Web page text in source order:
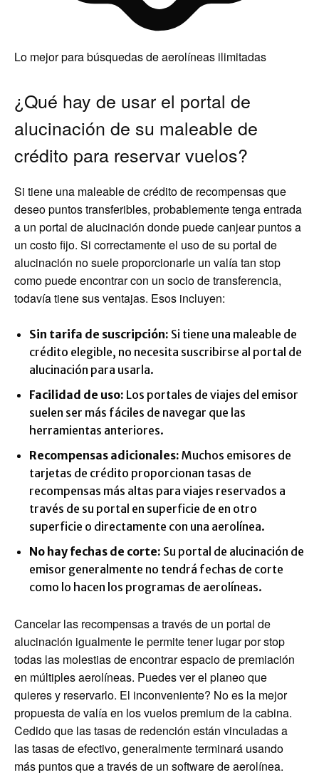
Lo mejor para búsquedas de aerolíneas ilimitadas
¿Qué hay de usar el portal de
alucinación de su maleable de
crédito para reservar vuelos?
Si tiene una maleable de crédito de recompensas que
deseo puntos transferibles, probablemente tenga entrada
a un portal de alucinación donde puede canjear puntos a
un costo fijo. Si correctamente el uso de su portal de
alucinación no suele proporcionarle un valía tan stop
como puede encontrar con un socio de transferencia,
todavía tiene sus ventajas. Esos incluyen:
Sin tarifa de suscripción: Si tiene una maleable de
crédito elegible, no necesita suscribirse al portal de
alucinación para usarla.
Facilidad de uso: Los portales de viajes del emisor
suelen ser más fáciles de navegar que las
herramientas anteriores.
Recompensas adicionales: Muchos emisores de
tarjetas de crédito proporcionan tasas de
recompensas más altas para viajes reservados a
través de su portal en superficie de en otro
superficie o directamente con una aerolínea.
No hay fechas de corte: Su portal de alucinación de
emisor generalmente no tendrá fechas de corte
como lo hacen los programas de aerolíneas.
Cancelar las recompensas a través de un portal de
alucinación igualmente le permite tener lugar por stop
todas las molestias de encontrar espacio de premiación
en múltiples aerolíneas. Puedes ver el planeo que
quieres y reservarlo. El inconveniente? No es la mejor
propuesta de valía en los vuelos premium de la cabina.
Cedido que las tasas de redención están vinculadas a
las tasas de efectivo, generalmente terminará usando
más puntos que a través de un software de aerolínea.